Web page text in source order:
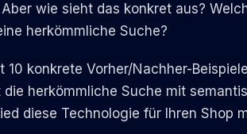
wie sieht das konkret aus?
herkömmliche Suche?
10 konkrete Vorher/Nachher-
herkömmliche Suche mit
diese Technologie für Ihren Shop